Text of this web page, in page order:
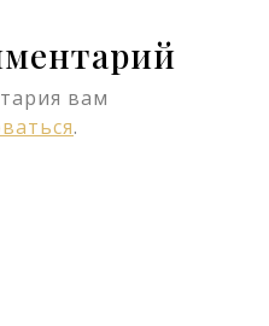
вам
.